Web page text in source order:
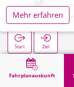
Fahrplanauskunft
Start Ziel
Stadtinfos
Mehr erfahren